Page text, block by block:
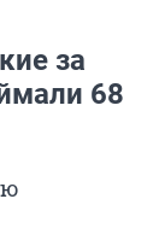
за
68